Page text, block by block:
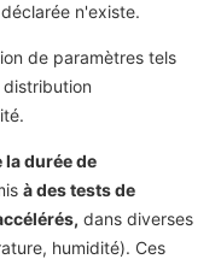
n'existe.
de paramètres tels
durée de
à des tests de
dans diverses
humidité). Ces